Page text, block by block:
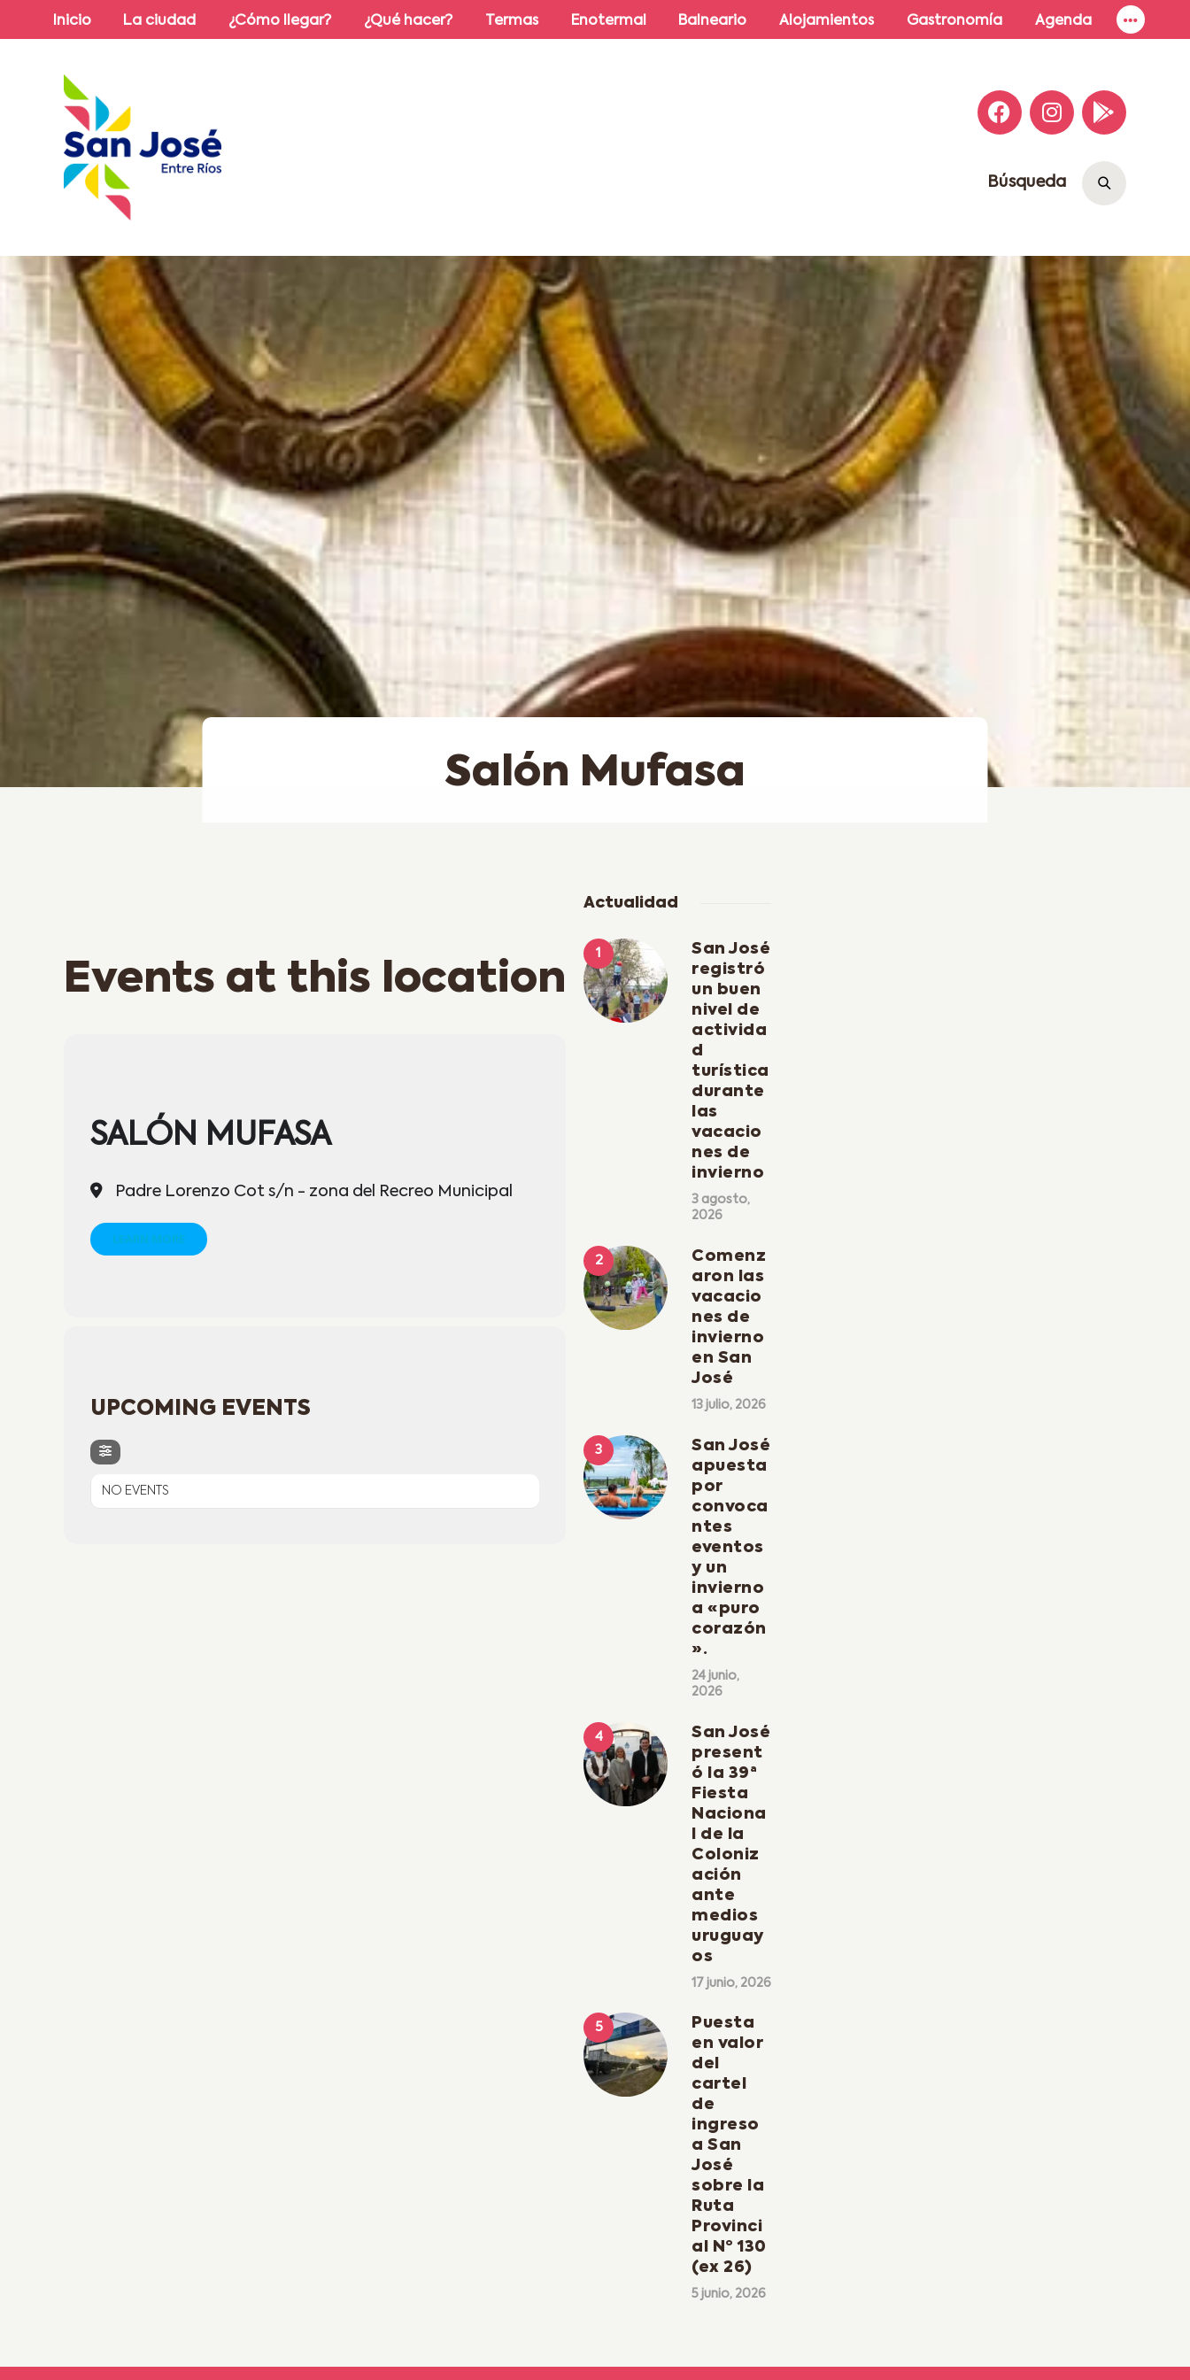
Inicio La ciudad ¿Cómo llegar? ¿Qué hacer? Termas Enotermal Balneario Alojamientos Gastronomía Agenda
Búsqueda
Salón Mufasa
Events at this location
SALÓN MUFASA
Padre Lorenzo Cot s/n - zona del Recreo Municipal
LEARN MORE
UPCOMING EVENTS
NO EVENTS
Actualidad
San José
registró
un buen
nivel de
activida
d
turística
durante
las
vacacio
nes de
invierno
3 agosto,
2026
Comenz
aron las
vacacio
nes de
invierno
en San
José
13 julio, 2026
San José
apuesta
por
convoca
ntes
eventos
y un
invierno
a «puro
corazón
».
24 junio,
2026
San José
present
ó la 39ª
Fiesta
Naciona
l de la
Coloniz
ación
ante
medios
uruguay
os
17 junio, 2026
Puesta
en valor
del
cartel
de
ingreso
a San
José
sobre la
Ruta
Provinci
al Nº 130
(ex 26)
5 junio, 2026